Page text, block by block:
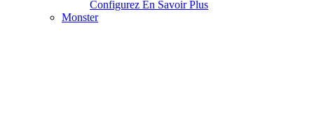
Configurez En Savoir Plus
Monster